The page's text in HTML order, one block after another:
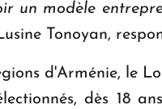
un modèle
Tonoyan,
d'Arménie, le
dès 18